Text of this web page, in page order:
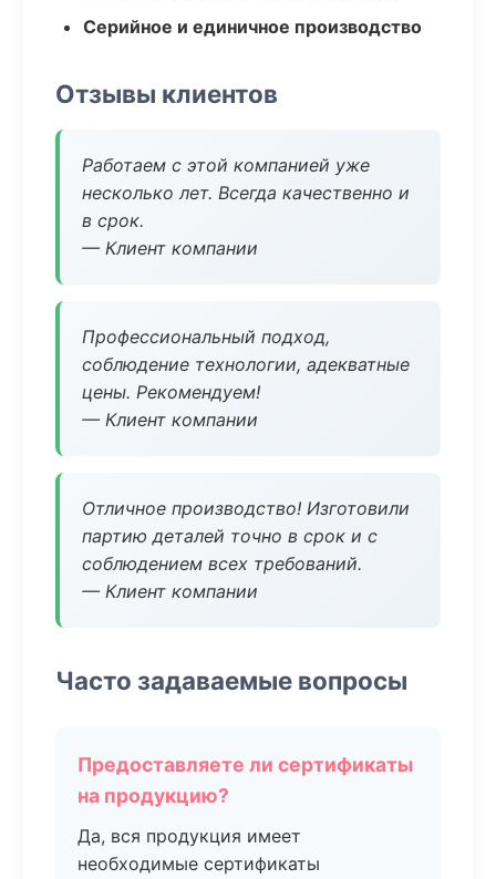
Серийное и единичное производство
Отзывы клиентов
Работаем с этой компанией уже
несколько лет. Всегда качественно и
в срок.
— Клиент компании
Профессиональный подход,
соблюдение технологии, адекватные
цены. Рекомендуем!
— Клиент компании
Отличное производство! Изготовили
партию деталей точно в срок и с
соблюдением всех требований.
— Клиент компании
Часто задаваемые вопросы
Предоставляете ли сертификаты
на продукцию?
Да, вся продукция имеет
необходимые сертификаты